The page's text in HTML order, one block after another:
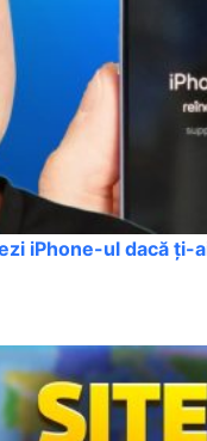
iPhone-ul dacă ți-